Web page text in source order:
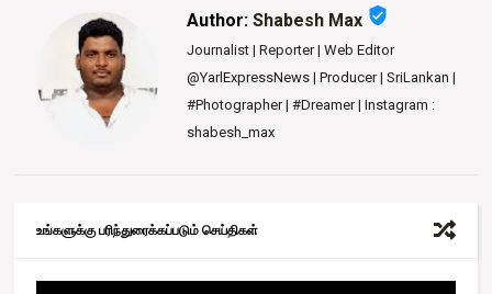
Author:Shabesh Max verified_user
Journalist | Reporter | Web Editor
@YarlExpressNews | Producer | SriLankan |
#Photographer | #Dreamer | Instagram :
shabesh_max
உங்களுக்கு பரிந்துரைக்கப்படும் செய்திகள்